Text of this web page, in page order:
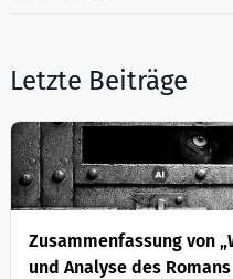
Letzte Beiträge
Zusammenfassung von
und Analyse des Romans